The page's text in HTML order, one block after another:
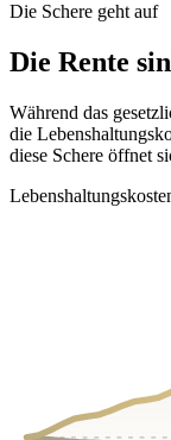
Die Schere geht auf
Die Rente
Während das
die
diese Schere öffnet